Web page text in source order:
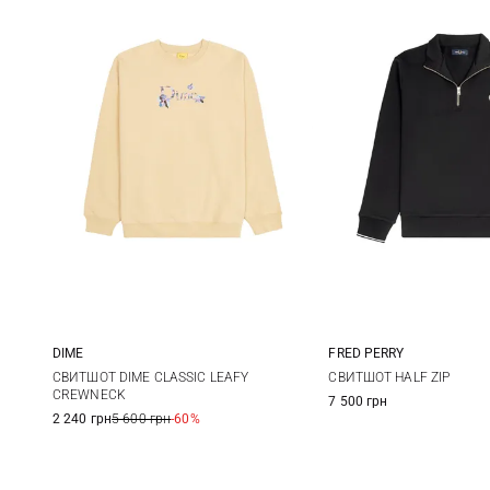
M L XL
DIME
СВИТШОТ DIME CLASSIC LEAFY
CREWNECK
2 240 грн5 600 грн-60%
S M
FRED PERRY
СВИТШОТ HALF ZIP
7 500 грн